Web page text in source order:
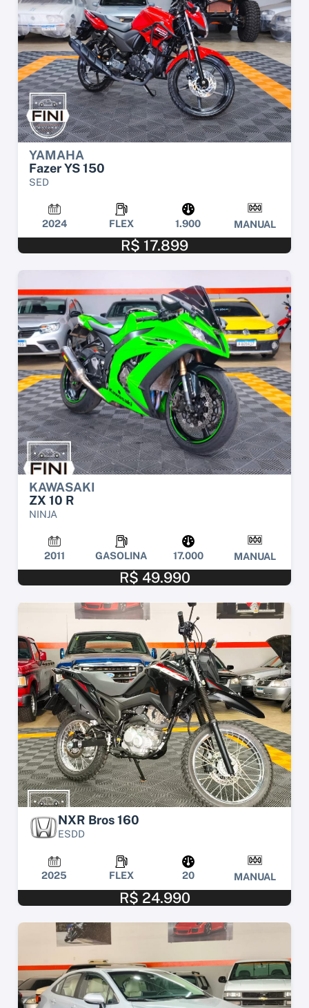
YAMAHA
Fazer YS 150
SED
2024 FLEX 1.900 MANUAL
R$ 17.899
KAWASAKI
ZX 10 R
NINJA
2011 GASOLINA 17.000 MANUAL
R$ 49.990
NXR Bros 160
ESDD
2025 FLEX 20 MANUAL
R$ 24.990